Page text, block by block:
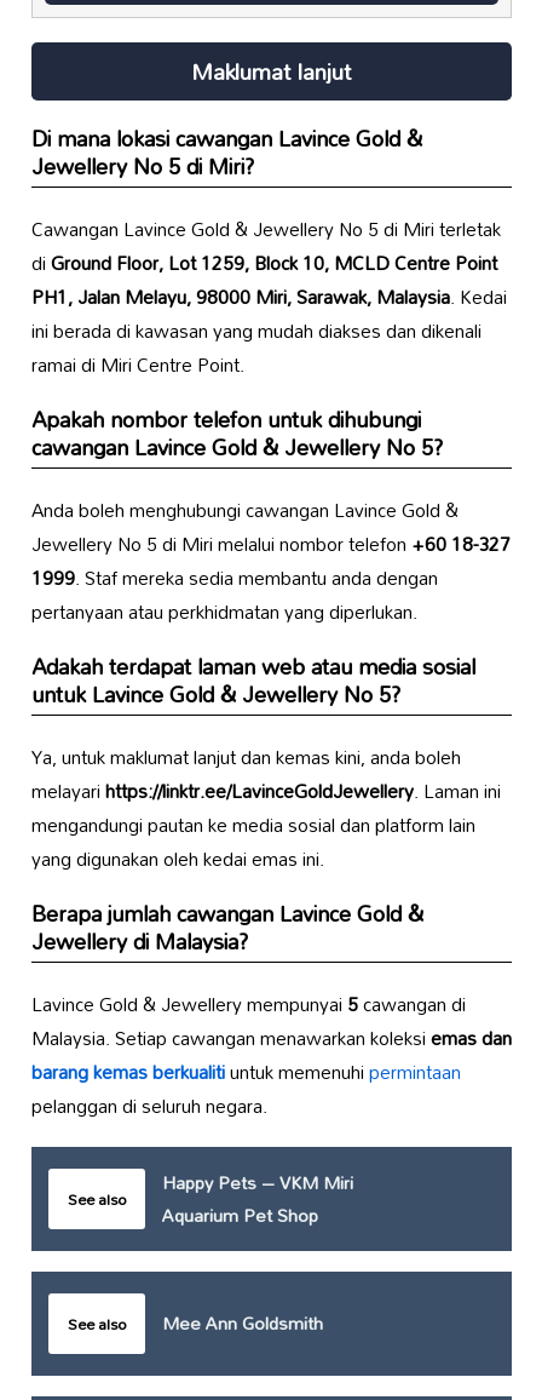
Maklumat lanjut
Di mana lokasi cawangan Lavince Gold &
Jewellery No 5 di Miri?
Cawangan Lavince Gold & Jewellery No 5 di Miri terletak
diGround Floor, Lot 1259, Block 10, MCLD Centre Point
PH1, Jalan Melayu, 98000 Miri, Sarawak, Malaysia. Kedai
ini berada di kawasan yang mudah diakses dan dikenali
ramai di Miri Centre Point.
Apakah nombor telefon untuk dihubungi
cawangan Lavince Gold & Jewellery No 5?
Anda boleh menghubungi cawangan Lavince Gold &
Jewellery No 5 di Miri melalui nombor telefon+60 18-327
1999. Staf mereka sedia membantu anda dengan
pertanyaan atau perkhidmatan yang diperlukan.
Adakah terdapat laman web atau media sosial
untuk Lavince Gold & Jewellery No 5?
Ya, untuk maklumat lanjut dan kemas kini, anda boleh
melayarihttps://linktr.ee/LavinceGoldJewellery. Laman ini
mengandungi pautan ke media sosial dan platform lain
yang digunakan oleh kedai emas ini.
Berapa jumlah cawangan Lavince Gold &
Jewellery di Malaysia?
Lavince Gold & Jewellery mempunyai5cawangan di
Malaysia. Setiap cawangan menawarkan koleksiemas dan
barang kemas berkualitiuntuk memenuhipermintaan
pelanggan di seluruh negara.
See also
Happy Pets – VKM Miri
Aquarium Pet Shop
See also Mee Ann Goldsmith